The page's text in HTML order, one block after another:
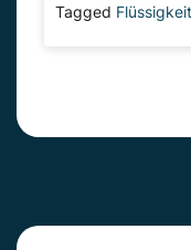
Tagged Flüssigkeit